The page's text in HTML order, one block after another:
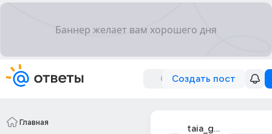
Создать пост
Главная
taia_gazeeva_4